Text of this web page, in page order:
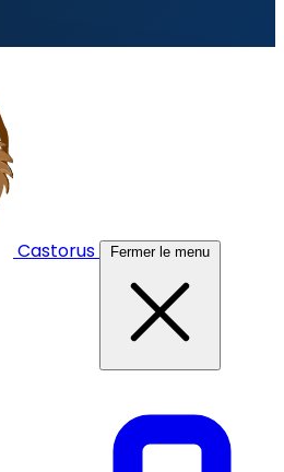
Castorus Fermer le menu